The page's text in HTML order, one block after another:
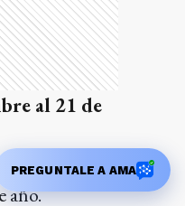
al 21 de
Buen día para
año.
PREGUNTALE A AMA